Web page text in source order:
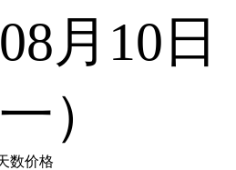
月10日
）
数价格